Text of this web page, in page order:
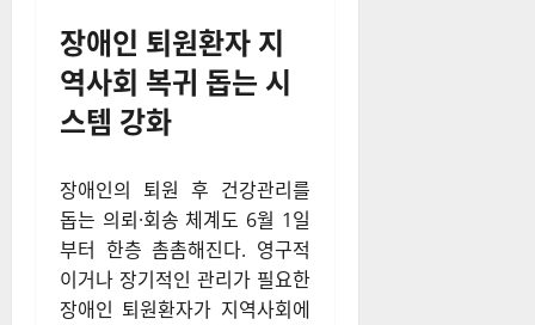
장애인 퇴원환자 지
역사회 복귀 돕는 시
스템 강화
장애인의 퇴원 후 건강관리를
돕는 의뢰·회송 체계도 6월 1일
부터 한층 촘촘해진다. 영구적
이거나 장기적인 관리가 필요한
장애인 퇴원환자가 지역사회에